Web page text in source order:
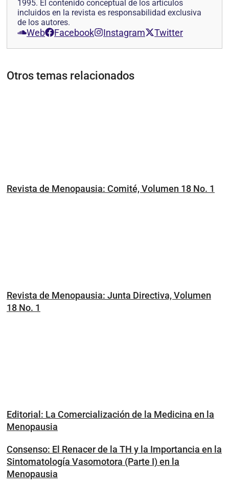
1995. El contenido conceptual de los artículos
incluidos en la revista es responsabilidad exclusiva
de los autores.
Web Facebook Instagram Twitter
Otros temas relacionados
Revista de Menopausia: Comité, Volumen 18 No. 1
Revista de Menopausia: Junta Directiva, Volumen
18 No. 1
Editorial: La Comercialización de la Medicina en la
Menopausia
Consenso: El Renacer de la TH y la Importancia en la
Sintomatología Vasomotora (Parte I) en la
Menopausia